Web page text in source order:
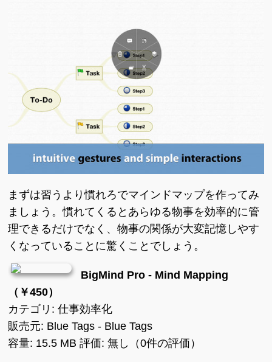
まずは習うより慣れろでマインドマップを作ってみ
ましょう。慣れてくるとあらゆる物事を効率的に管
理できるだけでなく、物事の関係が大変記憶しやす
くなっていることに驚くことでしょう。
BigMind Pro - Mind Mapping
（￥450）
カテゴリ: 仕事効率化
販売元: Blue Tags - Blue Tags
容量: 15.5 MB 評価: 無し（0件の評価）